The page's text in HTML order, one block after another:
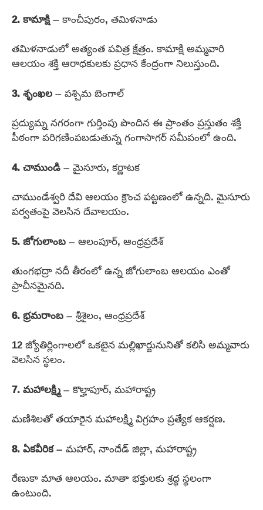
2. కామాక్షి– కాంచీపురం, తమిళనాడు
తమిళనాడులో అత్యంత పవిత్ర క్షేత్రం. కామాక్షి అమ్మవారి
ఆలయం శక్తి ఆరాధకులకు ప్రధాన కేంద్రంగా నిలుస్తుంది.
3. శృంఖల– పశ్చిమ బెంగాల్
ప్రద్యుమ్న నగరంగా గుర్తింపు పొందిన ఈ ప్రాంతం ప్రస్తుతం శక్తి
పీఠంగా పరిగణింపబడుతున్న గంగాసాగర్ సమీపంలో ఉంది.
4. చాముండి– మైసూరు, కర్ణాటక
చాముండేశ్వరి దేవి ఆలయం క్రౌంచ పట్టణంలో ఉన్నది. మైసూరు
పర్వతంపై వెలసిన దేవాలయం.
5. జోగులాంబ– ఆలంపూర్, ఆంధ్రప్రదేశ్
తుంగభద్రా నదీ తీరంలో ఉన్న జోగులాంబ ఆలయం ఎంతో
ప్రాచీనమైనది.
6. భ్రమరాంబ– శ్రీశైలం, ఆంధ్రప్రదేశ్
12 జ్యోతిర్లింగాలలో ఒకటైన మల్లిఖార్జునునితో కలిసి అమ్మవారు
వెలసిన స్థలం.
7. మహాలక్ష్మి– కొల్హాపూర్, మహారాష్ట్ర
మణిశిలతో తయారైన మహాలక్ష్మి విగ్రహం ప్రత్యేక ఆకర్షణ.
8. ఏకవీరిక– మహార్, నాందేడ్ జిల్లా, మహారాష్ట్ర
రేణుకా మాత ఆలయం. మాతా భక్తులకు శ్రద్ధ స్థలంగా
ఉంటుంది.